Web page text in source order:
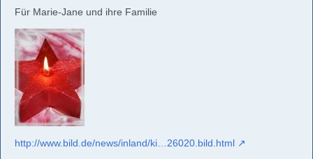
Für Marie-Jane und ihre Familie
http://www.bild.de/news/inland/ki…26020.bild.html